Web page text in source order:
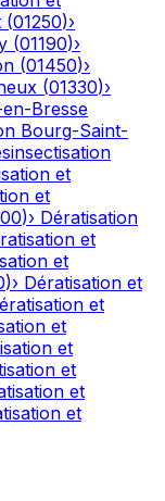
(01250)›
(01190)›
(01450)›
(01330)›
Bresse
Bourg-Saint-
et
et
)› Dératisation
et
et
)› Dératisation et
et
et
et
et
et
et